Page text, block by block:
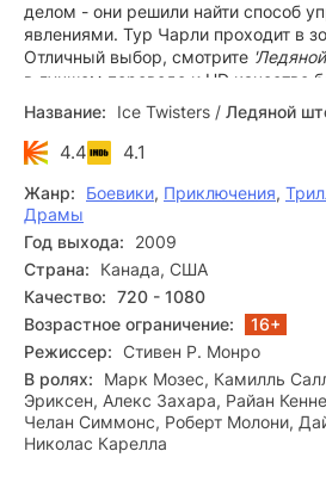
делом - они решили найти способ
явлениями. Тур Чарли проходит в
Отличный выбор, смотрите
в лучшем переводе и HD качестве
полный фильм «Ледяной шторм» в
1080p, с русской озвучкой,
гаджете.
Название: Ice Twisters / Ледяной
4.4 4.1
Жанр: Боевики, Приключения,
Драмы
Год выхода:
2009
Страна:
Канада, США
Качество: 720 - 1080
Возрастное ограничение:
16+
Режиссер: Стивен Р. Монро
В ролях:
Марк Мозес, Камилль
Эриксен, Алекс Захара, Райан
Челан Симмонс, Роберт Молони,
Николас Карелла